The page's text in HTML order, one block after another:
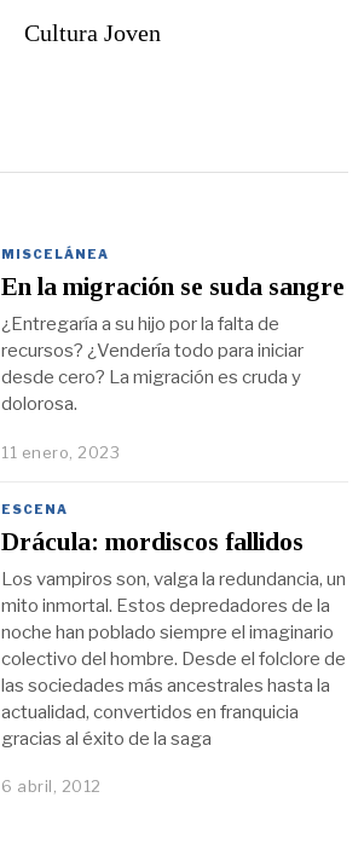
Cultura Joven
MISCELÁNEA
En la migración se suda sangre
¿Entregaría a su hijo por la falta de
recursos? ¿Vendería todo para iniciar
desde cero? La migración es cruda y
dolorosa.
11 enero, 2023
ESCENA
Drácula: mordiscos fallidos
Los vampiros son, valga la redundancia, un
mito inmortal. Estos depredadores de la
noche han poblado siempre el imaginario
colectivo del hombre. Desde el folclore de
las sociedades más ancestrales hasta la
actualidad, convertidos en franquicia
gracias al éxito de la saga
6 abril, 2012